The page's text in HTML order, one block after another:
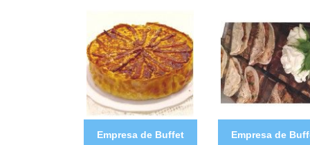
Empresa de Buffet
Empresa de